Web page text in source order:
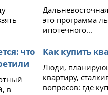
что
в
это программа
ипотечного...
Как купить
Люди,
квартиру,
вопросов: где